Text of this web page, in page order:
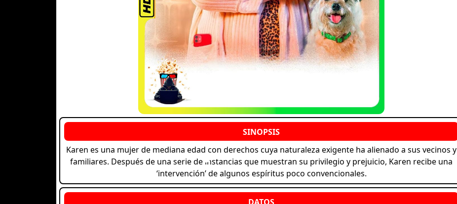
Karen es una mujer de mediana edad con derechos cuya naturaleza exigente ha alienado a sus vecinos y
familiares. Después de una serie de instancias que muestran su privilegio y prejuicio, Karen recibe una
‘intervención’ de algunos espíritus poco convencionales.